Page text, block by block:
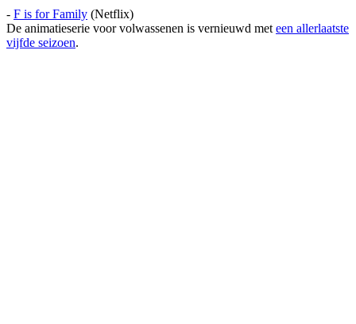
- F is for Family (Netflix)
De animatieserie voor volwassenen is vernieuwd met een allerlaatste
vijfde seizoen.